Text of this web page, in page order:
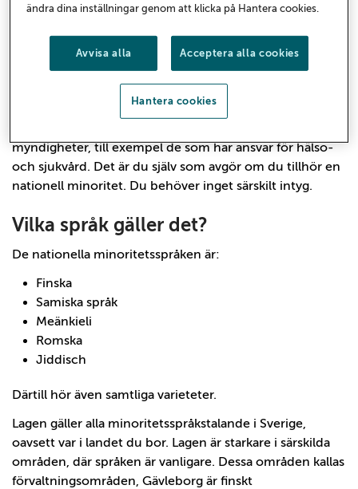
Vad säger lagen om nationella
minoriteter och minoritetsspråk?
Lagen om nationella minoriteter och minoritetsspråk
gäller romer, judar, urfolket samer, sverigefinnar och
tornedalingar. Om du tillhör en av dessa minoriteter har
myndigheter, till exempel de som har ansvar för hälso-
och sjukvård. Det är du själv som avgör om du tillhör en
nationell minoritet. Du behöver inget särskilt intyg.
Vilka språk gäller det?
De nationella minoritetsspråken är:
Finska
Samiska språk
Meänkieli
Romska
Jiddisch
Därtill hör även samtliga varieteter.
Lagen gäller alla minoritetsspråkstalande i Sverige,
oavsett var i landet du bor. Lagen är starkare i särskilda
områden, där språken är vanligare. Dessa områden kallas
förvaltningsområden, Gävleborg är finskt
ändra dina inställningar genom att klicka på Hantera cookies.
Avvisa alla Acceptera alla cookies
Hantera cookies